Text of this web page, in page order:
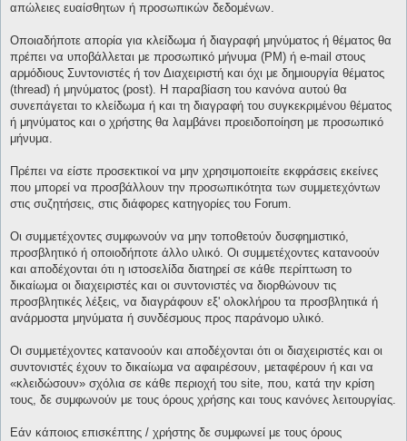
απώλειες ευαίσθητων ή προσωπικών δεδομένων.
Οποιαδήποτε απορία για κλείδωμα ή διαγραφή μηνύματος ή θέματος θα
πρέπει να υποβάλλεται με προσωπικό μήνυμα (PM) ή e-mail στους
αρμόδιους Συντονιστές ή τον Διαχειριστή και όχι με δημιουργία θέματος
(thread) ή μηνύματος (post). Η παραβίαση του κανόνα αυτού θα
συνεπάγεται το κλείδωμα ή και τη διαγραφή του συγκεκριμένου θέματος
ή μηνύματος και ο χρήστης θα λαμβάνει προειδοποίηση με προσωπικό
μήνυμα.
Πρέπει να είστε προσεκτικοί να μην χρησιμοποιείτε εκφράσεις εκείνες
που μπορεί να προσβάλλουν την προσωπικότητα των συμμετεχόντων
στις συζητήσεις, στις διάφορες κατηγορίες του Forum.
Οι συμμετέχοντες συμφωνούν να μην τοποθετούν δυσφημιστικό,
προσβλητικό ή οποιοδήποτε άλλο υλικό. Οι συμμετέχοντες κατανοούν
και αποδέχονται ότι η ιστοσελίδα διατηρεί σε κάθε περίπτωση το
δικαίωμα οι διαχειριστές και οι συντονιστές να διορθώνουν τις
προσβλητικές λέξεις, να διαγράφουν εξ' ολοκλήρου τα προσβλητικά ή
ανάρμοστα μηνύματα ή συνδέσμους προς παράνομο υλικό.
Οι συμμετέχοντες κατανοούν και αποδέχονται ότι οι διαχειριστές και οι
συντονιστές έχουν το δικαίωμα να αφαιρέσουν, μεταφέρουν ή και να
«κλειδώσουν» σχόλια σε κάθε περιοχή του site, που, κατά την κρίση
τους, δε συμφωνούν με τους όρους χρήσης και τους κανόνες λειτουργίας.
Εάν κάποιος επισκέπτης / χρήστης δε συμφωνεί με τους όρους